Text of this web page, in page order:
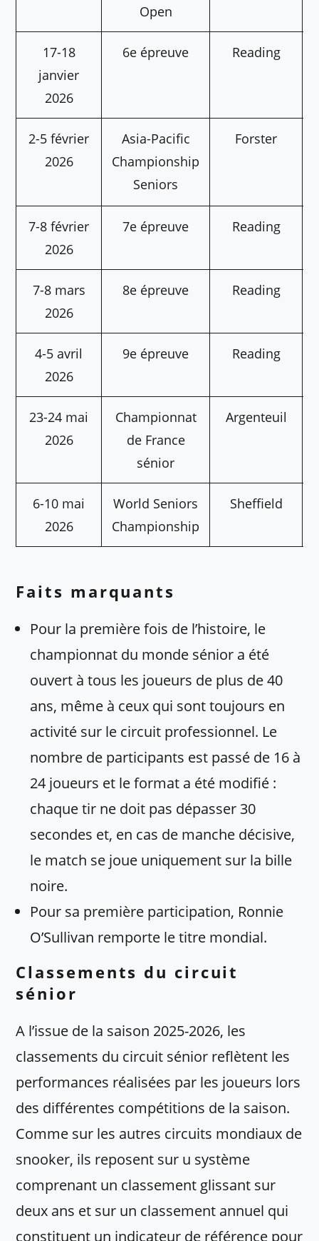
Open
17-18
janvier
2026
6e épreuve Reading
2-5 février
2026
Asia-Pacific
Championship
Seniors
Forster
7-8 février
2026
7e épreuve Reading
7-8 mars
2026
8e épreuve Reading
4-5 avril
2026
9e épreuve Reading
23-24 mai
2026
Championnat
de France
sénior
Argenteuil
6-10 mai
2026
World Seniors
Championship
Sheffield
Faits marquants
Pour la première fois de l’histoire, le
championnat du monde sénior a été
ouvert à tous les joueurs de plus de 40
ans, même à ceux qui sont toujours en
activité sur le circuit professionnel. Le
nombre de participants est passé de 16 à
24 joueurs et le format a été modifié :
chaque tir ne doit pas dépasser 30
secondes et, en cas de manche décisive,
le match se joue uniquement sur la bille
noire.
Pour sa première participation, Ronnie
O’Sullivan remporte le titre mondial.
Classements du circuit
sénior
A l’issue de la saison 2025-2026, les
classements du circuit sénior reflètent les
performances réalisées par les joueurs lors
des différentes compétitions de la saison.
Comme sur les autres circuits mondiaux de
snooker, ils reposent sur u système
comprenant un classement glissant sur
deux ans et sur un classement annuel qui
constituent un indicateur de référence pour